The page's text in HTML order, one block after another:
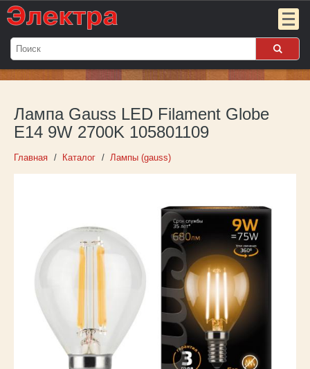
Мой
Пока
пуст
Войти
Партнёрам
Контакты
Лампа Gauss LED Filament Globe
E14 9W 2700K 105801109
Главная Каталог Лампы (gauss)